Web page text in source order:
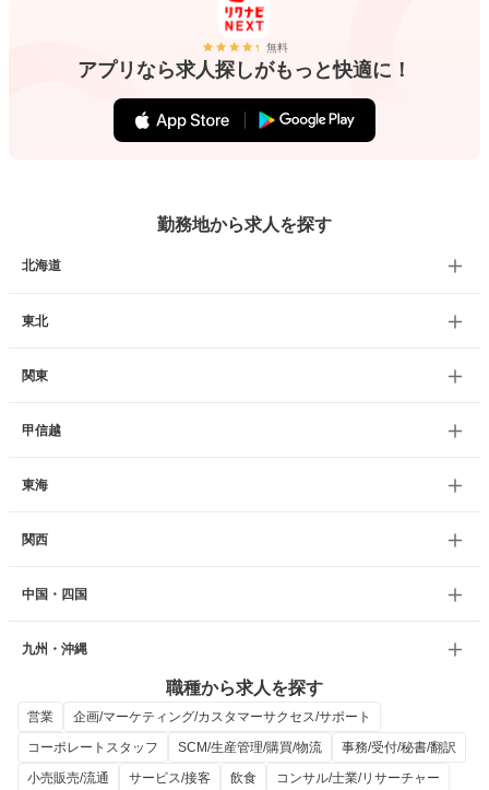
無料
アプリなら求人探しがもっと快適に！
勤務地から求人を探す
北海道
東北
関東
甲信越
東海
関西
中国・四国
九州・沖縄
職種から求人を探す
営業
企画/マーケティング/カスタマーサクセス/サポート
コーポレートスタッフ
SCM/生産管理/購買/物流
事務/受付/秘書/翻訳
小売販売/流通
サービス/接客 飲食
コンサル/士業/リサーチャー